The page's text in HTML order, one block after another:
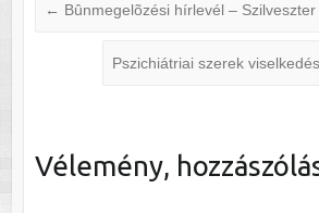
← Bûnmegelõzési hírlevél – Szilveszter
Pszichiátriai szerek
Vélemény,